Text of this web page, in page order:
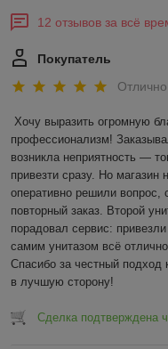
12 отзывов за всё
Покупатель
Отлично
Хочу выразить огромную
профессионализм!
возникла неприятность —
привезти сразу. Но магазин
оперативно решили вопрос,
повторный заказ. Второй
порадовал сервис:
самим унитазом всё
Спасибо за честный подход
в лучшую сторону!
Сделка подтверждена